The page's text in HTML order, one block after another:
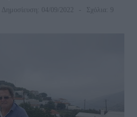
Δημοσίευση: 04/09/2022 Σχόλια: 9